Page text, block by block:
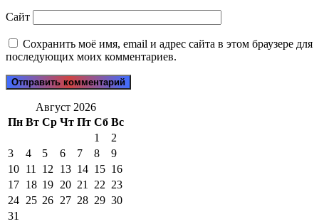
Сайт
Сохранить моё имя, email и адрес сайта в этом браузере для
последующих моих комментариев.
Август 2026
Пн Вт Ср Чт Пт Сб Вс
1
2
3
4 5 6 7 8
9
10 11 12 13 14 15 16
17 18 19 20 21 22 23
24 25 26 27 28 29 30
31